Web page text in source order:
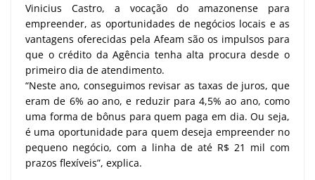
Vinicius Castro, a vocação do amazonense para
empreender, as oportunidades de negócios locais e as
vantagens oferecidas pela Afeam são os impulsos para
que o crédito da Agência tenha alta procura desde o
primeiro dia de atendimento.
“Neste ano, conseguimos revisar as taxas de juros, que
eram de 6% ao ano, e reduzir para 4,5% ao ano, como
uma forma de bônus para quem paga em dia. Ou seja,
é uma oportunidade para quem deseja empreender no
pequeno negócio, com a linha de até R$ 21 mil com
prazos flexíveis”, explica.